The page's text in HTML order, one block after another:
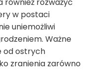
w postaci
uniemożliwi
Ważne
od ostrych
zranienia zarówno